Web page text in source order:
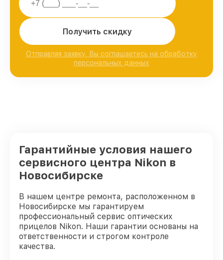
Получить скидку
Отправляя заявку, Вы соглашаетесь на обработку
персональных данных
Гарантийные условия нашего
сервисного центра Nikon в
Новосибирске
В нашем центре ремонта, расположенном в
Новосибирске мы гарантируем
профессиональный сервис оптических
прицелов Nikon. Наши гарантии основаны на
ответственности и строгом контроле
качества.